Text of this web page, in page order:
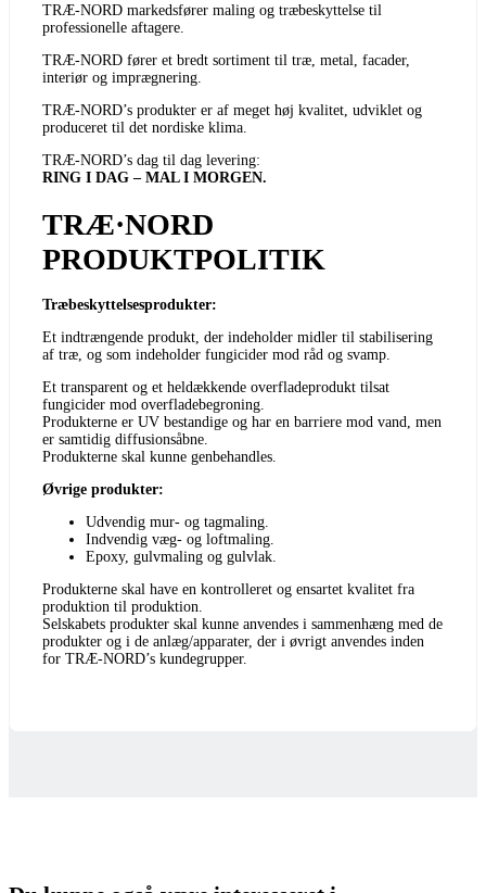
TRÆ-NORD markedsfører maling og træbeskyttelse til
professionelle aftagere.
TRÆ-NORD fører et bredt sortiment til træ, metal, facader,
interiør og imprægnering.
TRÆ-NORD’s produkter er af meget høj kvalitet, udviklet og
produceret til det nordiske klima.
TRÆ-NORD’s dag til dag levering:
RING I DAG – MAL I MORGEN.
TRÆ·NORD
PRODUKTPOLITIK
Træbeskyttelsesprodukter:
Et indtrængende produkt, der indeholder midler til stabilisering
af træ, og som indeholder fungicider mod råd og svamp.
Et transparent og et heldækkende overfladeprodukt tilsat
fungicider mod overfladebegroning.
Produkterne er UV bestandige og har en barriere mod vand, men
er samtidig diffusionsåbne.
Produkterne skal kunne genbehandles.
Øvrige produkter:
Udvendig mur- og tagmaling.
Indvendig væg- og loftmaling.
Epoxy, gulvmaling og gulvlak.
Produkterne skal have en kontrolleret og ensartet kvalitet fra
produktion til produktion.
Selskabets produkter skal kunne anvendes i sammenhæng med de
produkter og i de anlæg/apparater, der i øvrigt anvendes inden
for TRÆ-NORD’s kundegrupper.